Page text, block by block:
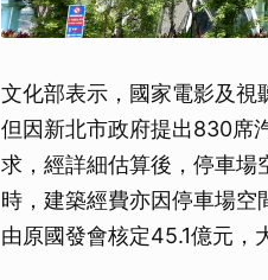
文化部表示，國家電影及視
但因新北市政府提出830席
求，經詳細估算後，停車場
時，建築經費亦因停車場
由原國發會核定45.1億元，